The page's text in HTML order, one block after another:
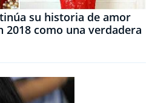
su historia de amor
2018 como una verdadera